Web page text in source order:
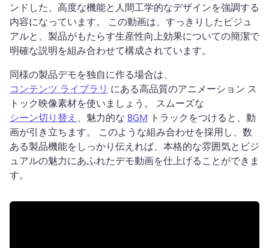
ンドした、高度な機能と人間工学的なデザインを強調する
内容になっています。 この動画は、すっきりしたビジュ
アルと、製品がもたらす生産性向上効果についての簡潔で
明確な説明を組み合わせて構成されています。
同様の製品デモを独自に作る場合は、
コンテンツ ライブラリ にある高品質のアニメーション ス
トック映像素材を使いましょう。 スムーズな
シーン切り替え
、魅力的な BGM トラックをつけると、動
画が引き立ちます。 このような組み合わせを採用し、数
ある製品機能をしっかり伝えれば、本格的な雰囲気とビジ
ュアルの魅力にあふれたデモ動画を仕上げることができま
す。